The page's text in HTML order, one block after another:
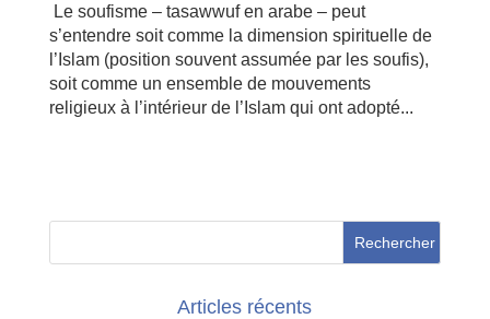
Le soufisme – tasawwuf en arabe – peut
s’entendre soit comme la dimension spirituelle de
l’Islam (position souvent assumée par les soufis),
soit comme un ensemble de mouvements
religieux à l’intérieur de l’Islam qui ont adopté...
Articles récents